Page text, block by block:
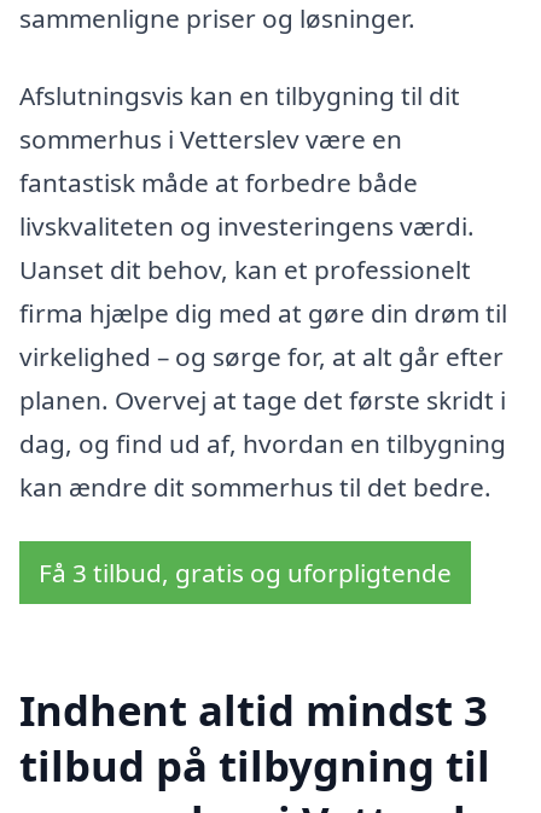
sammenligne priser og løsninger.
Afslutningsvis kan en tilbygning til dit
sommerhus i Vetterslev være en
fantastisk måde at forbedre både
livskvaliteten og investeringens værdi.
Uanset dit behov, kan et professionelt
firma hjælpe dig med at gøre din drøm til
virkelighed – og sørge for, at alt går efter
planen. Overvej at tage det første skridt i
dag, og find ud af, hvordan en tilbygning
kan ændre dit sommerhus til det bedre.
Få 3 tilbud, gratis og uforpligtende
Indhent altid mindst 3
tilbud på tilbygning til